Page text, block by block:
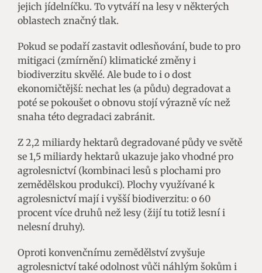
jejich jídelníčku. To vytváří na lesy v některých
oblastech značný tlak.
Pokud se podaří zastavit odlesňování, bude to pro
mitigaci (zmírnění) klimatické změny i
biodiverzitu skvělé. Ale bude to i o dost
ekonomičtější: nechat les (a půdu) degradovat a
poté se pokoušet o obnovu stojí výrazně víc než
snaha této degradaci zabránit.
Z 2,2 miliardy hektarů degradované půdy ve světě
se 1,5 miliardy hektarů ukazuje jako vhodné pro
agrolesnictví (kombinaci lesů s plochami pro
zemědělskou produkci). Plochy využívané k
agrolesnictví mají i vyšší biodiverzitu: o 60
procent více druhů než lesy (žijí tu totiž lesní i
nelesní druhy).
Oproti konvenčnímu zemědělství zvyšuje
agrolesnictví také odolnost vůči náhlým šokům i